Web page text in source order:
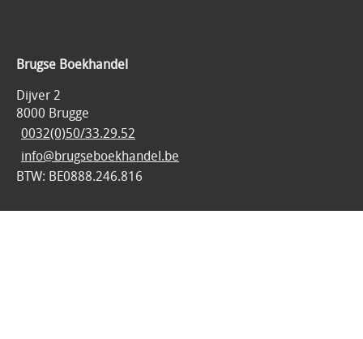
Brugse Boekhandel
Dijver 2
8000 Brugge
0032(0)50/33.29.52
info@brugseboekhandel.be
BTW: BE0888.246.816